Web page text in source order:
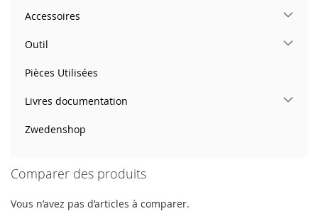
Accessoires
Outil
Pièces Utilisées
Livres documentation
Zwedenshop
Comparer des produits
Vous n’avez pas d’articles à comparer.